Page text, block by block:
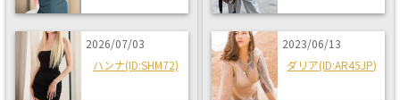
2026/07/03
ハンナ(ID:SHM72)
2023/06/13
ダリア(ID:AR45JP)